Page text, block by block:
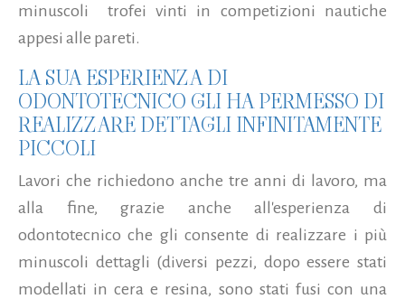
minuscoli trofei vinti in competizioni nautiche
appesi alle pareti.
LA SUA ESPERIENZA DI
ODONTOTECNICO GLI HA PERMESSO DI
REALIZZARE DETTAGLI INFINITAMENTE
PICCOLI
Lavori che richiedono anche tre anni di lavoro, ma
alla fine, grazie anche all'esperienza di
odontotecnico che gli consente di realizzare i più
minuscoli dettagli (diversi pezzi, dopo essere stati
modellati in cera e resina, sono stati fusi con una